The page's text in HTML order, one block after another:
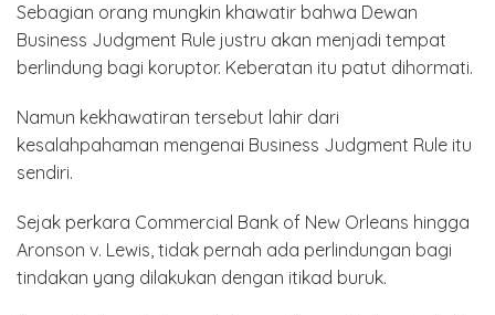
Sebagian orang mungkin khawatir bahwa Dewan
Business Judgment Rule justru akan menjadi tempat
berlindung bagi koruptor. Keberatan itu patut dihormati.
Namun kekhawatiran tersebut lahir dari
kesalahpahaman mengenai Business Judgment Rule itu
sendiri.
Sejak perkara Commercial Bank of New Orleans hingga
Aronson v. Lewis, tidak pernah ada perlindungan bagi
tindakan yang dilakukan dengan itikad buruk.